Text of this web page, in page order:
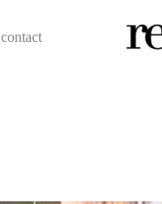
contact